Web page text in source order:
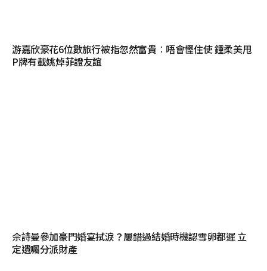
游嘉欣豪花6位數旅行被指忽然富貴︰唔會慳住使 鍾柔美甩
P牌有載姚焯菲證友誼
佘詩曼參加豪門婚宴拭淚？屢錯過結婚時機認雪卵都遲 立
定遺囑分派財產